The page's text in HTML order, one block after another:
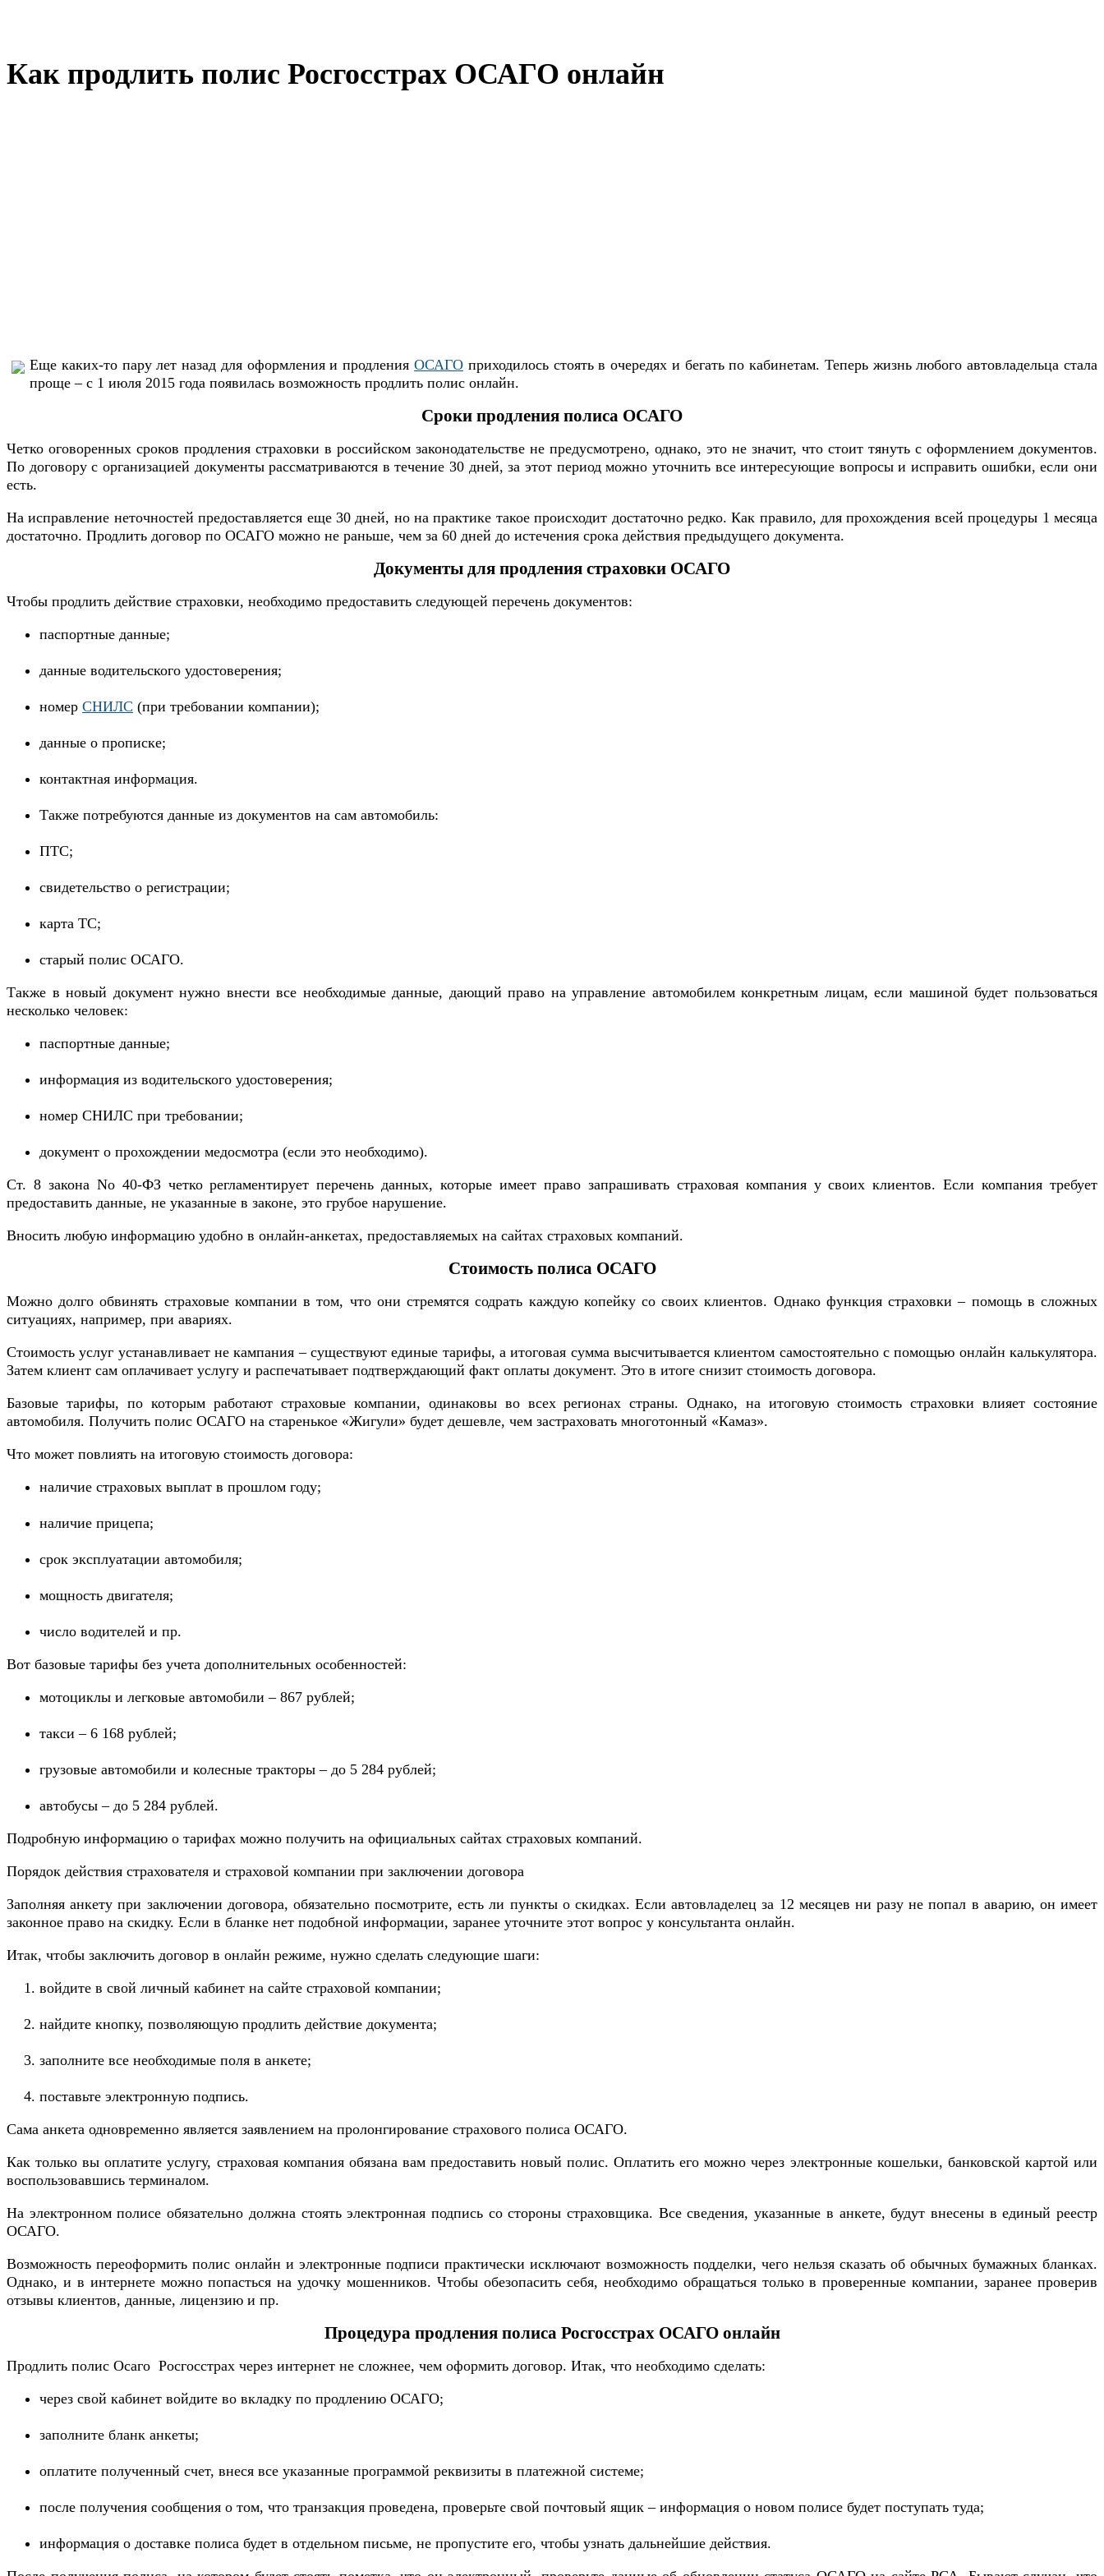
Как продлить полис Росгосстрах ОСАГО онлайн
Еще каких-то пару лет назад для оформления и продления ОСАГОприходилось стоять в очередях и бегать по кабинетам. Теперь жизнь любого автовладельца стала
проще – с 1 июля 2015 года появилась возможность продлить полис онлайн.
Сроки продления полиса ОСАГО
Четко оговоренных сроков продления страховки в российском законодательстве не предусмотрено, однако, это не значит, что стоит тянуть с оформлением документов.
По договору с организацией документы рассматриваются в течение 30 дней, за этот период можно уточнить все интересующие вопросы и исправить ошибки, если они
есть.
На исправление неточностей предоставляется еще 30 дней, но на практике такое происходит достаточно редко. Как правило, для прохождения всей процедуры 1 месяца
достаточно. Продлить договор по ОСАГО можно не раньше, чем за 60 дней до истечения срока действия предыдущего документа.
Документы для продления страховки ОСАГО
Чтобы продлить действие страховки, необходимо предоставить следующей перечень документов:
паспортные данные;
данные водительского удостоверения;
номер СНИЛС (при требовании компании);
данные о прописке;
контактная информация.
Также потребуются данные из документов на сам автомобиль:
ПТС;
свидетельство о регистрации;
карта ТС;
старый полис ОСАГО.
Также в новый документ нужно внести все необходимые данные, дающий право на управление автомобилем конкретным лицам, если машиной будет пользоваться
несколько человек:
паспортные данные;
информация из водительского удостоверения;
номер СНИЛС при требовании;
документ о прохождении медосмотра (если это необходимо).
Ст. 8 закона No 40-ФЗ четко регламентирует перечень данных, которые имеет право запрашивать страховая компания у своих клиентов. Если компания требует
предоставить данные, не указанные в законе, это грубое нарушение.
Вносить любую информацию удобно в онлайн-анкетах, предоставляемых на сайтах страховых компаний.
Стоимость полиса ОСАГО
Можно долго обвинять страховые компании в том, что они стремятся содрать каждую копейку со своих клиентов. Однако функция страховки – помощь в сложных
ситуациях, например, при авариях.
Стоимость услуг устанавливает не кампания – существуют единые тарифы, а итоговая сумма высчитывается клиентом самостоятельно с помощью онлайн калькулятора.
Затем клиент сам оплачивает услугу и распечатывает подтверждающий факт оплаты документ. Это в итоге снизит стоимость договора.
Базовые тарифы, по которым работают страховые компании, одинаковы во всех регионах страны. Однако, на итоговую стоимость страховки влияет состояние
автомобиля. Получить полис ОСАГО на старенькое «Жигули» будет дешевле, чем застраховать многотонный «Камаз».
Что может повлиять на итоговую стоимость договора:
наличие страховых выплат в прошлом году;
наличие прицепа;
срок эксплуатации автомобиля;
мощность двигателя;
число водителей и пр.
Вот базовые тарифы без учета дополнительных особенностей:
мотоциклы и легковые автомобили – 867 рублей;
такси – 6 168 рублей;
грузовые автомобили и колесные тракторы – до 5 284 рублей;
автобусы – до 5 284 рублей.
Подробную информацию о тарифах можно получить на официальных сайтах страховых компаний.
Порядок действия страхователя и страховой компании при заключении договора
Заполняя анкету при заключении договора, обязательно посмотрите, есть ли пункты о скидках. Если автовладелец за 12 месяцев ни разу не попал в аварию, он имеет
законное право на скидку. Если в бланке нет подобной информации, заранее уточните этот вопрос у консультанта онлайн.
Итак, чтобы заключить договор в онлайн режиме, нужно сделать следующие шаги:
войдите в свой личный кабинет на сайте страховой компании;
найдите кнопку, позволяющую продлить действие документа;
заполните все необходимые поля в анкете;
поставьте электронную подпись.
Сама анкета одновременно является заявлением на пролонгирование страхового полиса ОСАГО.
Как только вы оплатите услугу, страховая компания обязана вам предоставить новый полис. Оплатить его можно через электронные кошельки, банковской картой или
воспользовавшись терминалом.
На электронном полисе обязательно должна стоять электронная подпись со стороны страховщика. Все сведения, указанные в анкете, будут внесены в единый реестр
ОСАГО.
Возможность переоформить полис онлайн и электронные подписи практически исключают возможность подделки, чего нельзя сказать об обычных бумажных бланках.
Однако, и в интернете можно попасться на удочку мошенников. Чтобы обезопасить себя, необходимо обращаться только в проверенные компании, заранее проверив
отзывы клиентов, данные, лицензию и пр.
Процедура продления полиса Росгосстрах ОСАГО онлайн
Продлить полис Осаго Росгосстрах через интернет не сложнее, чем оформить договор. Итак, что необходимо сделать:
через свой кабинет войдите во вкладку по продлению ОСАГО;
заполните бланк анкеты;
оплатите полученный счет, внеся все указанные программой реквизиты в платежной системе;
после получения сообщения о том, что транзакция проведена, проверьте свой почтовый ящик – информация о новом полисе будет поступать туда;
информация о доставке полиса будет в отдельном письме, не пропустите его, чтобы узнать дальнейшие действия.